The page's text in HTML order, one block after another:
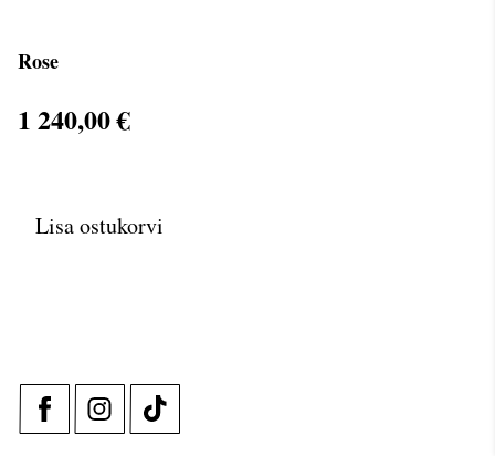
Rose
1 240,00 €
Lisa ostukorvi